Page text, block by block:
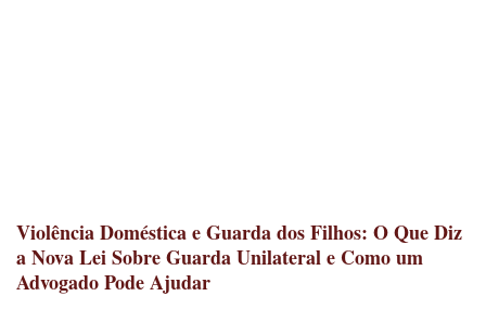
Violência Doméstica e Guarda dos Filhos: O Que Diz
a Nova Lei Sobre Guarda Unilateral e Como um
Advogado Pode Ajudar